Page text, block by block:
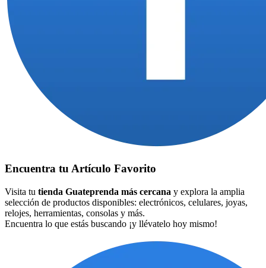
Encuentra tu Artículo Favorito
Visita tu tienda Guateprenda más cercana y explora la amplia
selección de productos disponibles: electrónicos, celulares, joyas,
relojes, herramientas, consolas y más.
Encuentra lo que estás buscando ¡y llévatelo hoy mismo!